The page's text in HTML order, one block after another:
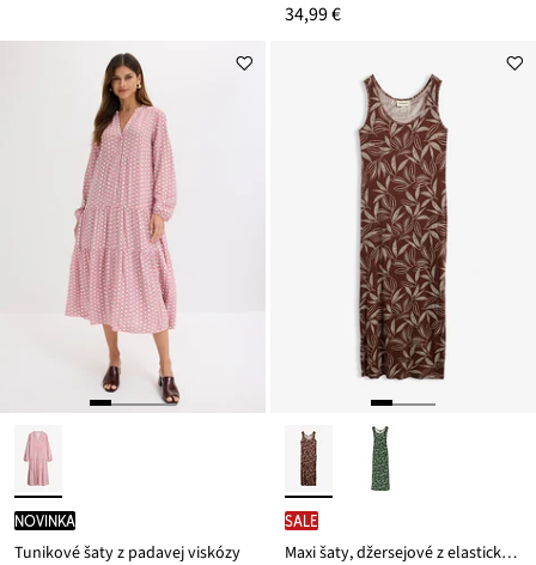
34,99 €
novinka
Tunikové šaty z padavej viskózy
SALE
Maxi šaty, džersejové z elastického mixu viskózy